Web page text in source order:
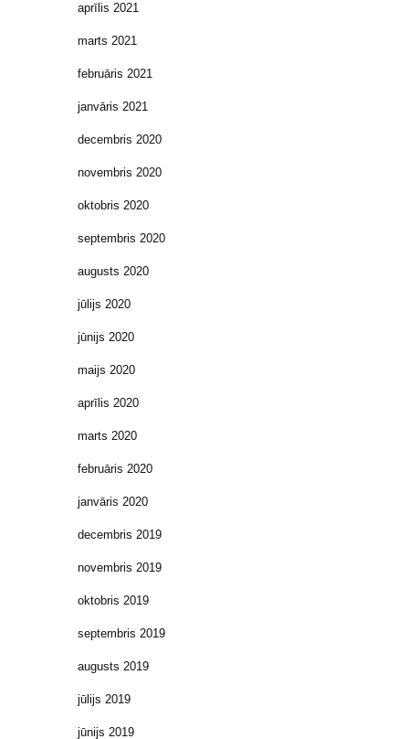
aprīlis 2021
marts 2021
februāris 2021
janvāris 2021
decembris 2020
novembris 2020
oktobris 2020
septembris 2020
augusts 2020
jūlijs 2020
jūnijs 2020
maijs 2020
aprīlis 2020
marts 2020
februāris 2020
janvāris 2020
decembris 2019
novembris 2019
oktobris 2019
septembris 2019
augusts 2019
jūlijs 2019
jūnijs 2019